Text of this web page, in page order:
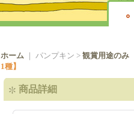
ホーム ｜ パンプキン > 観賞用途のみ
1種】
商品詳細